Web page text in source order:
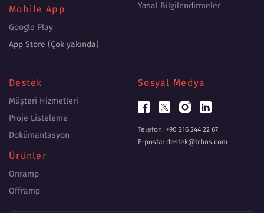
Mobile App
Google Play
App Store (Çok yakında)
Yasal Bilgilendirmeler
Destek
Müşteri Hizmetleri
Proje Listeleme
Dokümantasyon
Ürünler
Onramp
Offramp
Sosyal Medya
Telefon: +90 216 244 22 67
E-posta: destek@trbns.com